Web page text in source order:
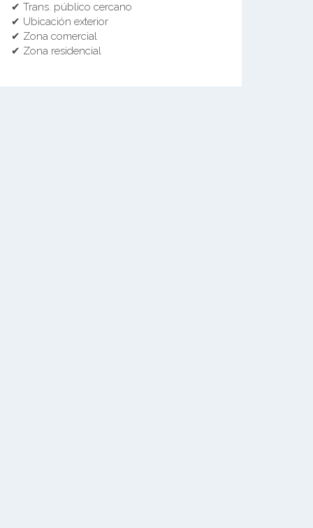
✔ Trans. público cercano
✔ Ubicación exterior
✔ Zona comercial
✔ Zona residencial